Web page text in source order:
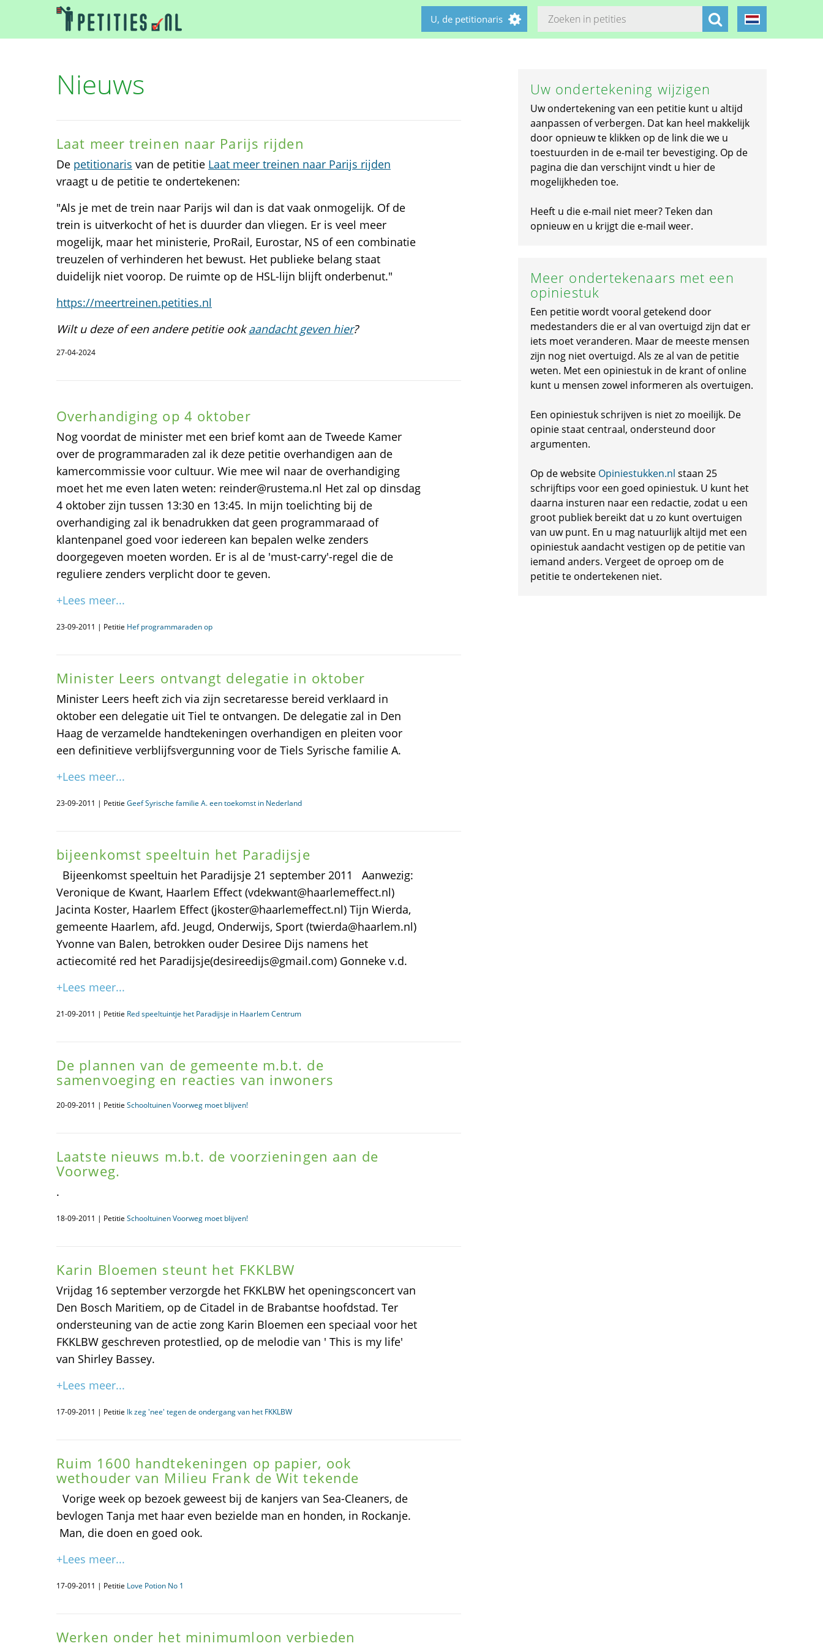
U, de petitionaris
Nieuws
Laat meer treinen naar Parijs rijden
De petitionaris van de petitie Laat meer treinen naar Parijs rijden
vraagt u de petitie te ondertekenen:
"Als je met de trein naar Parijs wil dan is dat vaak onmogelijk. Of de
trein is uitverkocht of het is duurder dan vliegen. Er is veel meer
mogelijk, maar het ministerie, ProRail, Eurostar, NS of een combinatie
treuzelen of verhinderen het bewust. Het publieke belang staat
duidelijk niet voorop. De ruimte op de HSL-lijn blijft onderbenut."
https://meertreinen.petities.nl
Wilt u deze of een andere petitie ookaandacht geven hier?
27-04-2024
Overhandiging op 4 oktober
Nog voordat de minister met een brief komt aan de Tweede Kamer
over de programmaraden zal ik deze petitie overhandigen aan de
kamercommissie voor cultuur. Wie mee wil naar de overhandiging
moet het me even laten weten: reinder@rustema.nl Het zal op dinsdag
4 oktober zijn tussen 13:30 en 13:45. In mijn toelichting bij de
overhandiging zal ik benadrukken dat geen programmaraad of
klantenpanel goed voor iedereen kan bepalen welke zenders
doorgegeven moeten worden. Er is al de 'must-carry'-regel die de
reguliere zenders verplicht door te geven.
+Lees meer...
23-09-2011 | Petitie Hef programmaraden op
Minister Leers ontvangt delegatie in oktober
Minister Leers heeft zich via zijn secretaresse bereid verklaard in
oktober een delegatie uit Tiel te ontvangen. De delegatie zal in Den
Haag de verzamelde handtekeningen overhandigen en pleiten voor
een definitieve verblijfsvergunning voor de Tiels Syrische familie A.
+Lees meer...
23-09-2011 | Petitie Geef Syrische familie A. een toekomst in Nederland
bijeenkomst speeltuin het Paradijsje
Bijeenkomst speeltuin het Paradijsje 21 september 2011 Aanwezig:
Veronique de Kwant, Haarlem Effect (vdekwant@haarlemeffect.nl)
Jacinta Koster, Haarlem Effect (jkoster@haarlemeffect.nl) Tijn Wierda,
gemeente Haarlem, afd. Jeugd, Onderwijs, Sport (twierda@haarlem.nl)
Yvonne van Balen, betrokken ouder Desiree Dijs namens het
actiecomité red het Paradijsje(desireedijs@gmail.com) Gonneke v.d.
+Lees meer...
21-09-2011 | Petitie Red speeltuintje het Paradijsje in Haarlem Centrum
De plannen van de gemeente m.b.t. de
samenvoeging en reacties van inwoners
20-09-2011 | Petitie Schooltuinen Voorweg moet blijven!
Laatste nieuws m.b.t. de voorzieningen aan de
Voorweg.
.
18-09-2011 | Petitie Schooltuinen Voorweg moet blijven!
Karin Bloemen steunt het FKKLBW
Vrijdag 16 september verzorgde het FKKLBW het openingsconcert van
Den Bosch Maritiem, op de Citadel in de Brabantse hoofdstad. Ter
ondersteuning van de actie zong Karin Bloemen een speciaal voor het
FKKLBW geschreven protestlied, op de melodie van ' This is my life'
van Shirley Bassey.
+Lees meer...
17-09-2011 | Petitie Ik zeg 'nee' tegen de ondergang van het FKKLBW
Ruim 1600 handtekeningen op papier, ook
wethouder van Milieu Frank de Wit tekende
Vorige week op bezoek geweest bij de kanjers van Sea-Cleaners, de
bevlogen Tanja met haar even bezielde man en honden, in Rockanje.
Man, die doen en goed ook.
+Lees meer...
17-09-2011 | Petitie Love Potion No 1
Werken onder het minimumloon verbieden
Uw ondertekening wijzigen
Uw ondertekening van een petitie kunt u altijd
aanpassen of verbergen. Dat kan heel makkelijk
door opnieuw te klikken op de link die we u
toestuurden in de e-mail ter bevestiging. Op de
pagina die dan verschijnt vindt u hier de
mogelijkheden toe.
Heeft u die e-mail niet meer? Teken dan
opnieuw en u krijgt die e-mail weer.
Meer ondertekenaars met een
opiniestuk
Een petitie wordt vooral getekend door
medestanders die er al van overtuigd zijn dat er
iets moet veranderen. Maar de meeste mensen
zijn nog niet overtuigd. Als ze al van de petitie
weten. Met een opiniestuk in de krant of online
kunt u mensen zowel informeren als overtuigen.
Een opiniestuk schrijven is niet zo moeilijk. De
opinie staat centraal, ondersteund door
argumenten.
Op de website Opiniestukken.nl staan 25
schrijftips voor een goed opiniestuk. U kunt het
daarna insturen naar een redactie, zodat u een
groot publiek bereikt dat u zo kunt overtuigen
van uw punt. En u mag natuurlijk altijd met een
opiniestuk aandacht vestigen op de petitie van
iemand anders. Vergeet de oproep om de
petitie te ondertekenen niet.